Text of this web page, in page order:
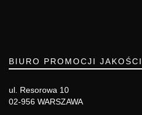
BIURO PROMOCJI
ul. Resorowa 10
02-956 WARSZAWA